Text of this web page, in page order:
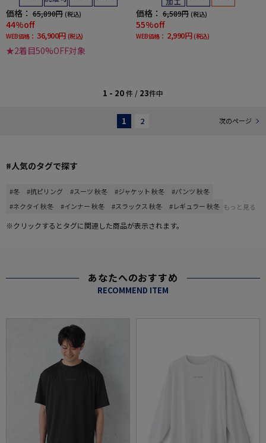
価格： 65,890円 (税込)
44%off
WEB価格： 36,900円 (税込)
★2着目50%OFF対象
価格： 6,589円 (税込)
55%off
WEB価格： 2,990円 (税込)
1 - 20件 / 23件中
1 2 次のページ
#人気のタグで探す
#冬 #抗ピリング #スーツ 秋冬 #ジャケット 秋冬
#パンツ 秋冬
#ネクタイ 秋冬
#インナー 秋冬 #スラックス 秋冬 #レギュラー 秋冬 もっと見る
※クリックするとタグに関連した商品が表示されます。
あなたへのおすすめ
RECOMMEND ITEM